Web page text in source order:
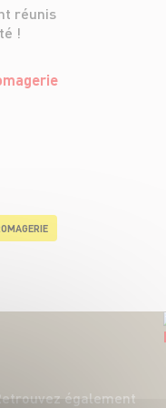
réunis
!
également